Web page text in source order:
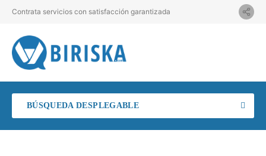
Contrata servicios con satisfacción garantizada
BÚSQUEDA DESPLEGABLE